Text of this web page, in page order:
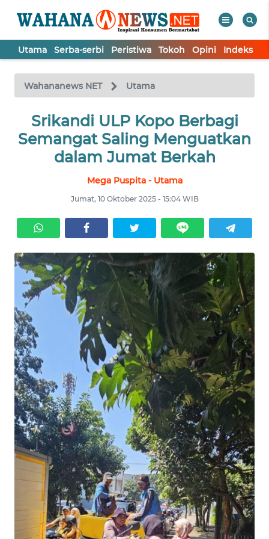
Utama Serba-serbi Peristiwa Tokoh Opini Indeks
Wahananews NET Utama
Srikandi ULP Kopo Berbagi
Semangat Saling Menguatkan
dalam Jumat Berkah
Mega Puspita - Utama
Jumat, 10 Oktober 2025 - 15:04 WIB
TV
Tutup
UTAMA
TOKOH
OPINI
Informasi
INDEKS
BERITA
KONTAK
KAMI
INFO
IKLAN
TENTANG
PEDOMAN
MEDIA